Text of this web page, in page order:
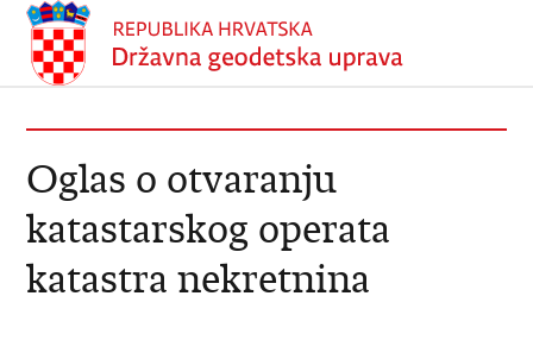
Oglas o otvaranju
katastarskog operata
katastra nekretnina